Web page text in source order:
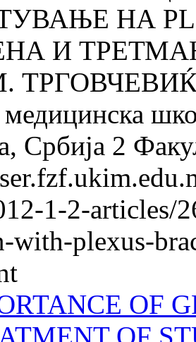
НА
И ТРЕТМАН
Србија 2
1-2-articles/
with-plexus-
OF
OF